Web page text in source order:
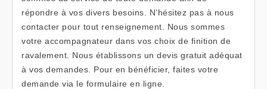
répondre à vos divers besoins. N’hésitez pas à nous
contacter pour tout renseignement. Nous sommes
votre accompagnateur dans vos choix de finition de
ravalement. Nous établissons un devis gratuit adéquat
à vos demandes. Pour en bénéficier, faites votre
demande via le formulaire en ligne.